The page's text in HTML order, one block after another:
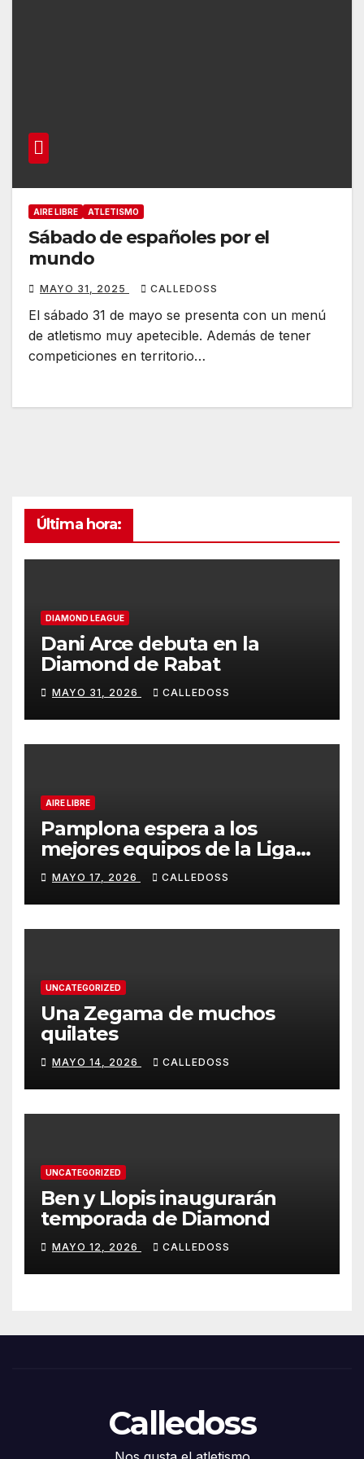
AIRE LIBRE ATLETISMO
Sábado de españoles por el
mundo
MAYO 31, 2025 CALLEDOSS
El sábado 31 de mayo se presenta con un menú
de atletismo muy apetecible. Además de tener
competiciones en territorio…
Última hora:
DIAMOND LEAGUE
Dani Arce debuta en la
Diamond de Rabat
MAYO 31, 2026 CALLEDOSS
AIRE LIBRE
Pamplona espera a los
mejores equipos de la Liga
Joma e Iberdrola
MAYO 17, 2026 CALLEDOSS
UNCATEGORIZED
Una Zegama de muchos
quilates
MAYO 14, 2026 CALLEDOSS
UNCATEGORIZED
Ben y Llopis inaugurarán
temporada de Diamond
MAYO 12, 2026 CALLEDOSS
Calledoss